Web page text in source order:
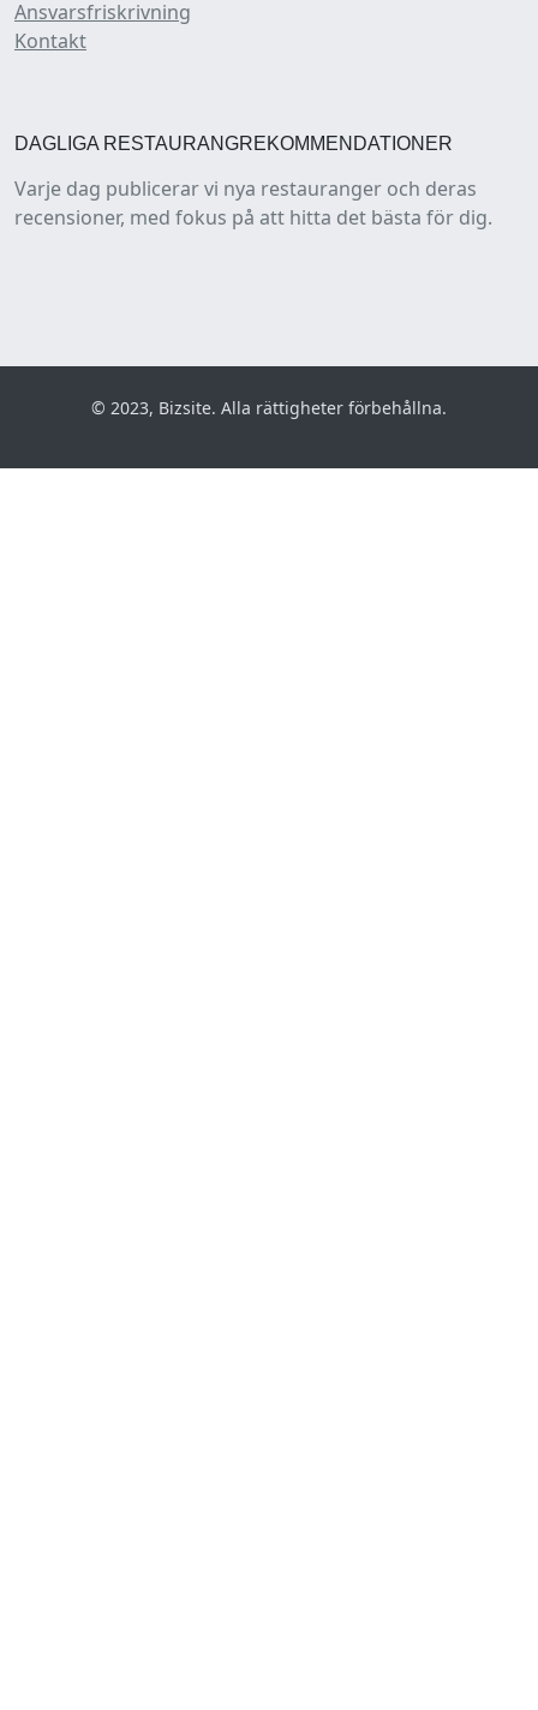
Ansvarsfriskrivning
Kontakt
DAGLIGA RESTAURANGREKOMMENDATIONER
Varje dag publicerar vi nya restauranger och deras
recensioner, med fokus på att hitta det bästa för dig.
© 2023, Bizsite. Alla rättigheter förbehållna.